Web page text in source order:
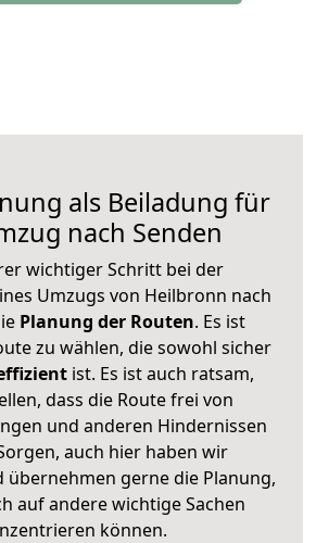
als Beiladung für
nach Senden
wichtiger Schritt bei der
Umzugs von Heilbronn nach
Planung der Routen. Es ist
zu wählen, die sowohl sicher
ist. Es ist auch ratsam,
dass die Route frei von
und anderen Hindernissen
auch hier haben wir
übernehmen gerne die Planung,
auf andere wichtige Sachen
können.